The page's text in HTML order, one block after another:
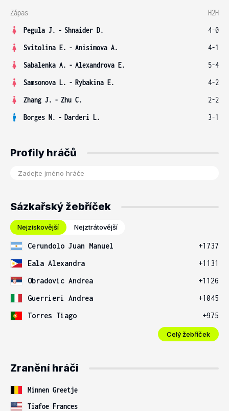
Zápas
H2H
Pegula J. - Shnaider D.
4-0
Svitolina E. - Anisimova A.
4-1
Sabalenka A. - Alexandrova E.
5-4
Samsonova L. - Rybakina E.
4-2
Zhang J. - Zhu C.
2-2
Borges N. - Darderi L. 3-1
Profily hráčů
Sázkařský žebříček
Nejziskovější Nejztrátovější
Cerundolo Juan Manuel
+1737
Eala Alexandra
+1131
Obradovic Andrea
+1126
Guerrieri Andrea
+1045
Torres Tiago
+975
Celý žebříček
Zranění hráči
Minnen Greetje
Tiafoe Frances